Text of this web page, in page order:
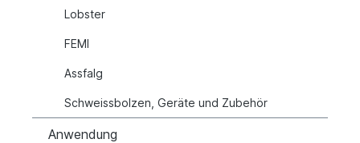
Lobster
FEMI
Assfalg
Schweissbolzen, Geräte und Zubehör
Anwendung